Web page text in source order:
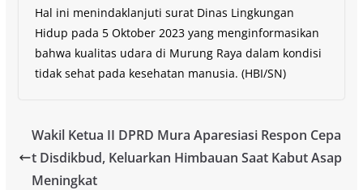
Hal ini menindaklanjuti surat Dinas Lingkungan
Hidup pada 5 Oktober 2023 yang menginformasikan
bahwa kualitas udara di Murung Raya dalam kondisi
tidak sehat pada kesehatan manusia. (HBI/SN)
Wakil Ketua II DPRD Mura Aparesiasi Respon Cepa
t Disdikbud, Keluarkan Himbauan Saat Kabut Asap
Meningkat